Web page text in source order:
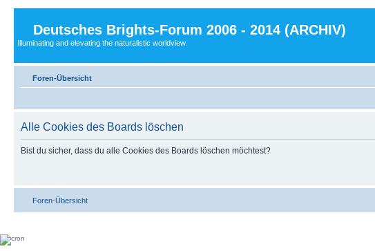
Deutsches Brights-Forum 2006 - 2014 (ARCHIV)
Illuminating and elevating the naturalistic worldview.
Foren-Übersicht
Alle Cookies des Boards löschen
Bist du sicher, dass du alle Cookies des Boards löschen möchtest?
Foren-Übersicht